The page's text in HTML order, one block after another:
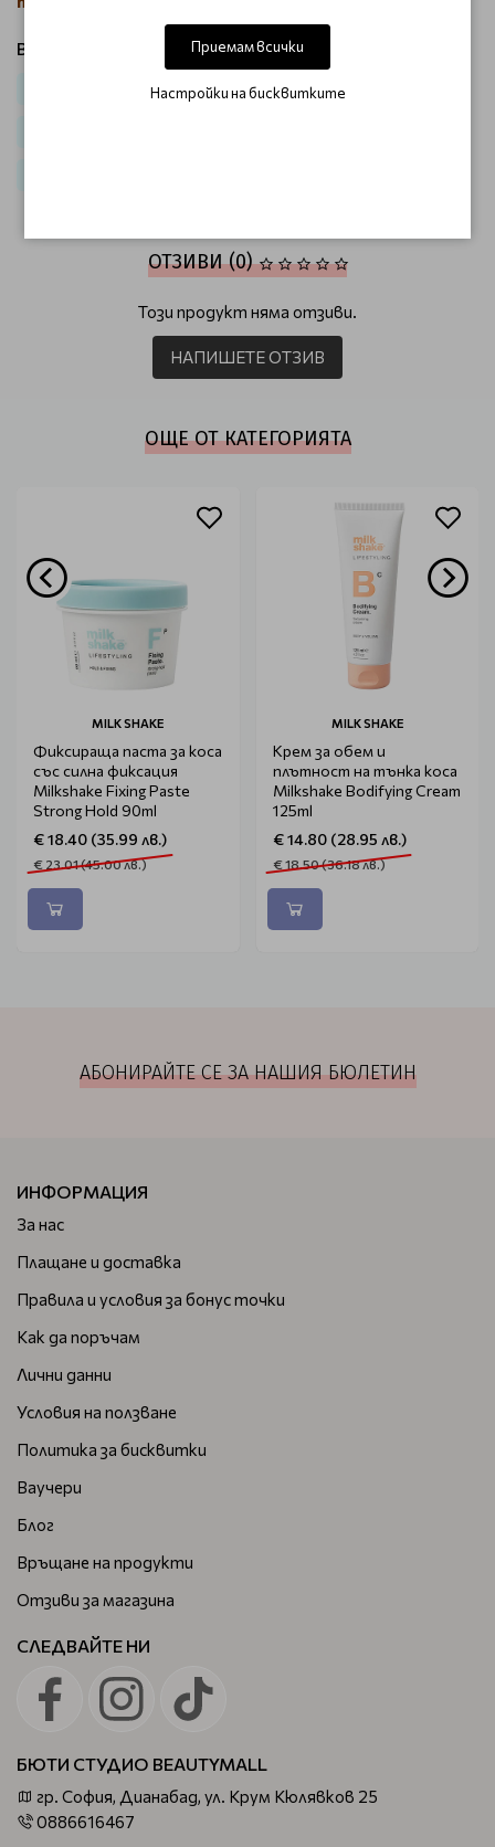
Виж продукти от категория:
Термозащита за коса
ОТЗИВИ (0)
Този продукт няма отзиви.
НАПИШЕТЕ ОТЗИВ
ОЩЕ ОТ КАТЕГОРИЯТА
MILK SHAKE
Фиксираща паста за коса
със силна фиксация
Milkshake Fixing Paste
Strong Hold 90ml
€ 18.40 (35.99 лв.)
€ 23.01 (45.00 лв.)
MILK SHAKE
Крем за обем и
плътност на тънка коса
Milkshake Bodifying Cream
125ml
€ 14.80 (28.95 лв.)
€ 18.50 (36.18 лв.)
АБОНИРАЙТЕ СЕ ЗА НАШИЯ БЮЛЕТИН
ИНФОРМАЦИЯ
За нас
Плащане и доставка
Правила и условия за бонус точки
Как да поръчам
Лични данни
Условия на ползване
Политика за бисквитки
Ваучери
Блог
Връщане на продукти
Отзиви за магазина
СЛЕДВАЙТЕ НИ
БЮТИ СТУДИО BEAUTYMALL
гр. София, Дианабад, ул. Крум Кюлявков 25
0886616467
Приемам всички
Настройки на бисквитките